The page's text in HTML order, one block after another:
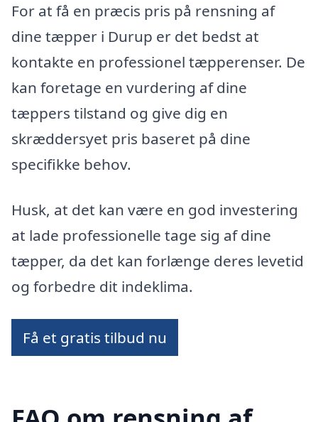
For at få en præcis pris på rensning af
dine tæpper i Durup er det bedst at
kontakte en professionel tæpperenser. De
kan foretage en vurdering af dine
tæppers tilstand og give dig en
skræddersyet pris baseret på dine
specifikke behov.
Husk, at det kan være en god investering
at lade professionelle tage sig af dine
tæpper, da det kan forlænge deres levetid
og forbedre dit indeklima.
Få et gratis tilbud nu